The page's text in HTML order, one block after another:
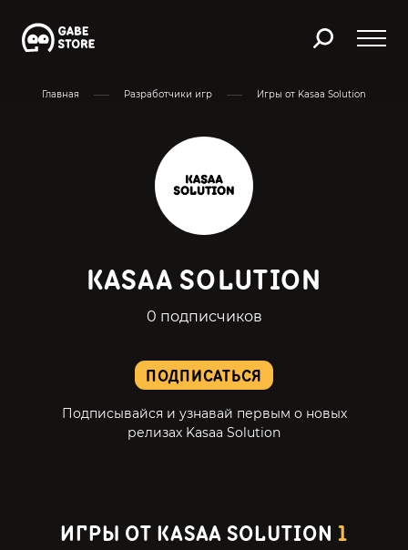
Главная Разработчики игр Игры от Kasaa Solution
ПОДПИСАТЬСЯ
Подписывайся и узнавай первым о новых
релизах Kasaa Solution
KASAA SOLUTION
0 подписчиков
ИГРЫ ОТ KASAA SOLUTION1